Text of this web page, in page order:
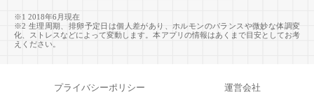
※1 2018年6月現在
※2 生理周期、排卵予定日は個人差があり、ホルモンのバランスや微妙な体調変
化、ストレスなどによって変動します。本アプリの情報はあくまで目安としてお考
えください。
プライバシーポリシー 運営会社